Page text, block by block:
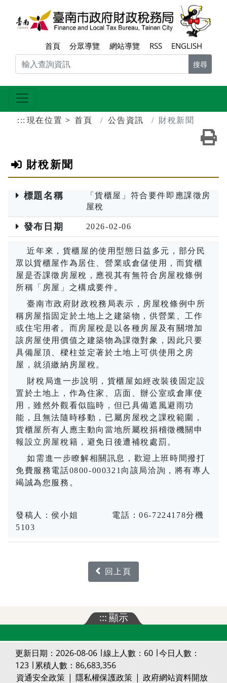
跳到主要內容區塊
首頁 分眾導覽 網站導覽 RSS ENGLISH
搜尋
::: 現在位置 首頁 公告資訊
財稅新聞
財稅新聞
標題名稱
「貨櫃屋」符合要件即應課徵房
屋稅
發布日期 2026-02-06
近年來，貨櫃屋的使用型態日益多元，部分民
眾以貨櫃屋作為居住、營業或倉儲使用，而貨櫃
屋是否課徵房屋稅，應視其有無符合房屋稅條例
所稱「房屋」之構成要件。
臺南市政府財政稅務局表示，房屋稅條例中所
稱房屋指固定於土地上之建築物，供營業、工作
或住宅用者。而房屋稅是以各種房屋及有關增加
該房屋使用價值之建築物為課徵對象，因此只要
具備屋頂、樑柱並定著於土地上可供使用之房
屋，就須繳納房屋稅。
財稅局進一步說明，貨櫃屋如經改裝後固定設
置於土地上，作為住家、店面、辦公室或倉庫使
用，雖然外觀看似臨時，但已具備遮風避雨功
能，且無法隨時移動，已屬房屋稅之課稅範圍，
貨櫃屋所有人應主動向當地所屬稅捐稽徵機關申
報設立房屋稅籍，避免日後遭補稅處罰。
如需進一步瞭解相關訊息，歡迎上班時間撥打
免費服務電話0800-000321 向該局洽詢，將有專人
竭誠為您服務。
發稿人：侯小姐 電話：06-7224178分機
5103
回上頁
:::顯示
更新日期：2026-08-06 ∣ 線上人數：60 ∣ 今日人數：
123 ∣ 累積人數：86,683,356
資通安全政策 | 隱私權保護政策 | 政府網站資料開放